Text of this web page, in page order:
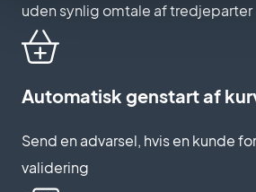
uden synlig omtale af tredjeparter
Automatisk genstart af
Send en advarsel, hvis en kunde
validering